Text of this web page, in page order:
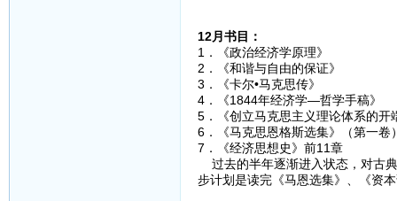
12月书目：
1．《政治经济学原
2．《和谐与自由的保
3．《卡尔•马克思传
4．《1844年经济学—哲
5．《创立马克思主义理论
6．《马克思恩格斯选集》（
7．《经济思想史》前11
过去的半年逐渐进入状态，对古
步计划是读完《马恩选集》、《资